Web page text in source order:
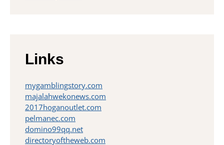
Links
mygamblingstory.com
majalahwekonews.com
2017hoganoutlet.com
pelmanec.com
domino99qq.net
directoryoftheweb.com